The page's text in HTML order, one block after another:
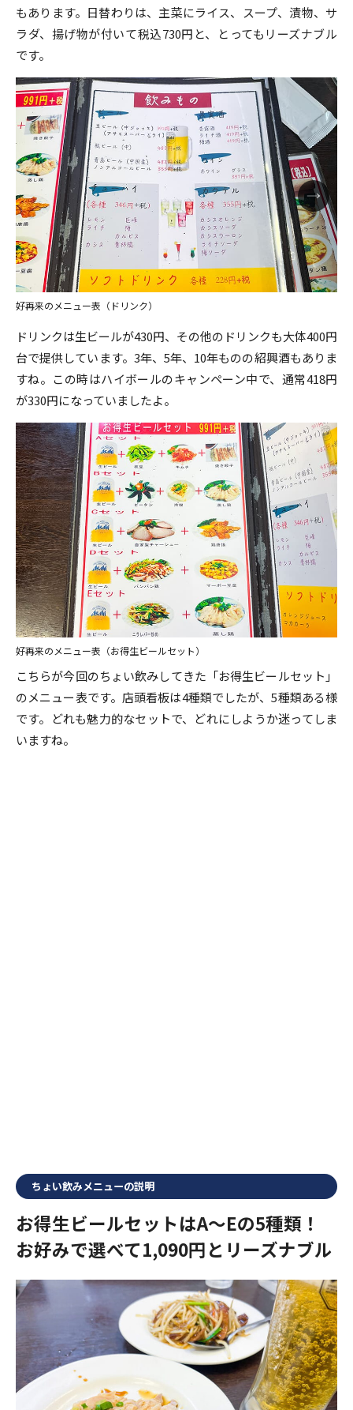
もあります。日替わりは、主菜にライス、スープ、漬物、サ
ラダ、揚げ物が付いて税込730円と、とってもリーズナブル
です。
好再来のメニュー表（ドリンク）
ドリンクは生ビールが430円、その他のドリンクも大体400円
台で提供しています。3年、5年、10年ものの紹興酒もありま
すね。この時はハイボールのキャンペーン中で、通常418円
が330円になっていましたよ。
好再来のメニュー表（お得生ビールセット）
こちらが今回のちょい飲みしてきた「お得生ビールセット」
のメニュー表です。店頭看板は4種類でしたが、5種類ある様
です。どれも魅力的なセットで、どれにしようか迷ってしま
いますね。
ちょい飲みメニューの説明
お得生ビールセットはA～Eの5種類！
お好みで選べて1,090円とリーズナブル